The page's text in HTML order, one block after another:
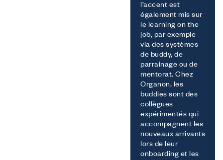
l’accent est
également mis sur
le learning on the
job, par exemple
via des systèmes
de buddy, de
parrainage ou de
mentorat. Chez
Organon, les
buddies sont des
collègues
expérimentés qui
accompagnent les
nouveaux arrivants
lors de leur
onboarding et les